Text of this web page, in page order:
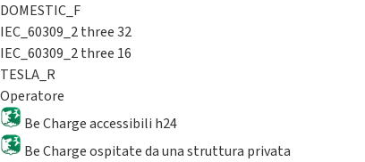
DOMESTIC_F
IEC_60309_2 three 32
IEC_60309_2 three 16
TESLA_R
Operatore
Be Charge accessibili h24
Be Charge ospitate da una struttura privata